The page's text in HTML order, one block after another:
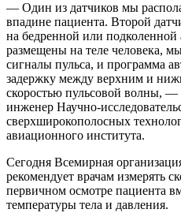
— Один из датчиков мы
впадине пациента. Второй
на бедренной или подколенной
размещены на теле человека,
сигналы пульса, и программа
задержку между верхним и
скоростью пульсовой волны,
инженер Научно-
сверхширокополосных
авиационного института.
Сегодня Всемирная
рекомендует врачам измерять
первичном осмотре пациента
температуры тела и давления.